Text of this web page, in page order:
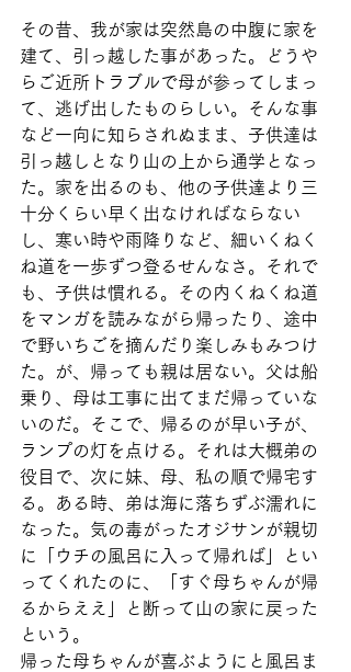
その昔、我が家は突然島の中腹に家を
建て、引っ越した事があった。どうや
らご近所トラブルで母が参ってしまっ
て、逃げ出したものらしい。そんな事
など一向に知らされぬまま、子供達は
引っ越しとなり山の上から通学となっ
た。家を出るのも、他の子供達より三
十分くらい早く出なければならない
し、寒い時や雨降りなど、細いくねく
ね道を一歩ずつ登るせんなさ。それで
も、子供は慣れる。その内くねくね道
をマンガを読みながら帰ったり、途中
で野いちごを摘んだり楽しみもみつけ
た。が、帰っても親は居ない。父は船
乗り、母は工事に出てまだ帰っていな
いのだ。そこで、帰るのが早い子が、
ランプの灯を点ける。それは大概弟の
役目で、次に妹、母、私の順で帰宅す
る。ある時、弟は海に落ちずぶ濡れに
なった。気の毒がったオジサンが親切
に「ウチの風呂に入って帰れば」とい
ってくれたのに、「すぐ母ちゃんが帰
るからええ」と断って山の家に戻った
という。
帰った母ちゃんが喜ぶようにと風呂ま